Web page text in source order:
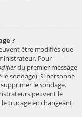
?
être modifiés que
Pour
du premier message
le sondage). Si personne
le sondage.
peuvent le
trucage en changeant